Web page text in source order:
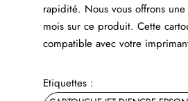
rapidité. Nous vous offrons
mois sur ce produit. Cette
compatible avec votre
Etiquettes :